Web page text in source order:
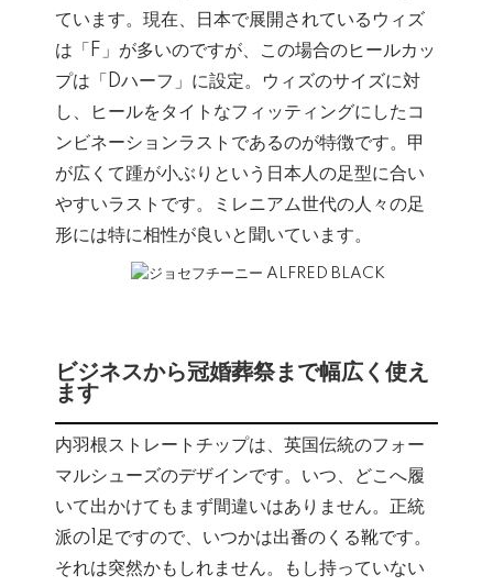
ています。現在、日本で展開されているウィズ
は「F」が多いのですが、この場合のヒールカッ
プは「Dハーフ」に設定。ウィズのサイズに対
し、ヒールをタイトなフィッティングにしたコ
ンビネーションラストであるのが特徴です。甲
が広くて踵が小ぶりという日本人の足型に合い
やすいラストです。ミレニアム世代の人々の足
形には特に相性が良いと聞いています。
ビジネスから冠婚葬祭まで幅広く使え
ます
内羽根ストレートチップは、英国伝統のフォー
マルシューズのデザインです。いつ、どこへ履
いて出かけてもまず間違いはありません。正統
派の1足ですので、いつかは出番のくる靴です。
それは突然かもしれません。もし持っていない